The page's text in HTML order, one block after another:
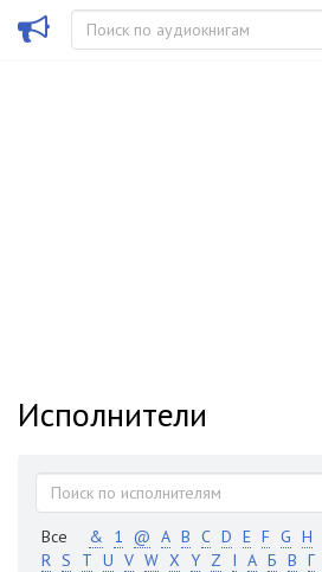
Исполнители
Все & 1 @ A B C D E F G H
R S T U V W X Y Z І А Б В Г